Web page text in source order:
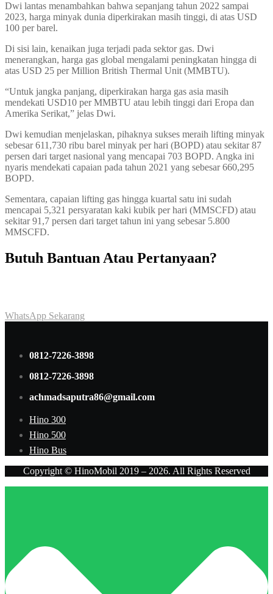
Dwi lantas menambahkan bahwa sepanjang tahun 2022 sampai
2023, harga minyak dunia diperkirakan masih tinggi, di atas USD
100 per barel.
Di sisi lain, kenaikan juga terjadi pada sektor gas. Dwi
menerangkan, harga gas global mengalami peningkatan hingga di
atas USD 25 per Million British Thermal Unit (MMBTU).
“Untuk jangka panjang, diperkirakan harga gas asia masih
mendekati USD10 per MMBTU atau lebih tinggi dari Eropa dan
Amerika Serikat,” jelas Dwi.
Dwi kemudian menjelaskan, pihaknya sukses meraih lifting minyak
sebesar 611,730 ribu barel minyak per hari (BOPD) atau sekitar 87
persen dari target nasional yang mencapai 703 BOPD. Angka ini
nyaris mendekati capaian pada tahun 2021 yang sebesar 660,295
BOPD.
Sementara, capaian lifting gas hingga kuartal satu ini sudah
mencapai 5,321 persyaratan kaki kubik per hari (MMSCFD) atau
sekitar 91,7 persen dari target tahun ini yang sebesar 5.800
MMSCFD.
Butuh Bantuan Atau Pertanyaan?
WhatsApp Sekarang
0812-7226-3898
0812-7226-3898
achmadsaputra86@gmail.com
Hino 300
Hino 500
Hino Bus
Copyright © HinoMobil 2019 – 2026. All Rights Reserved